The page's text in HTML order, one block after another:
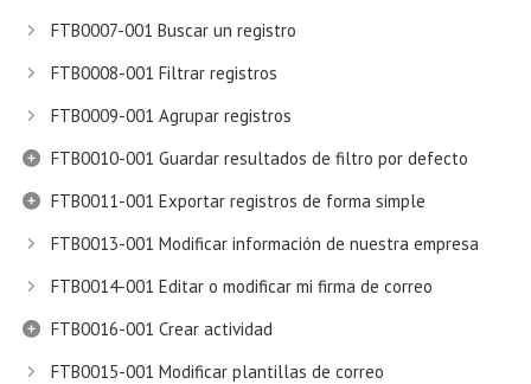
FTB0007-001 Buscar un registro
FTB0008-001 Filtrar registros
FTB0009-001 Agrupar registros
FTB0010-001 Guardar resultados de filtro por defecto
FTB0011-001 Exportar registros de forma simple
FTB0013-001 Modificar información de nuestra empresa
FTB0014-001 Editar o modificar mi firma de correo
FTB0016-001 Crear actividad
FTB0015-001 Modificar plantillas de correo